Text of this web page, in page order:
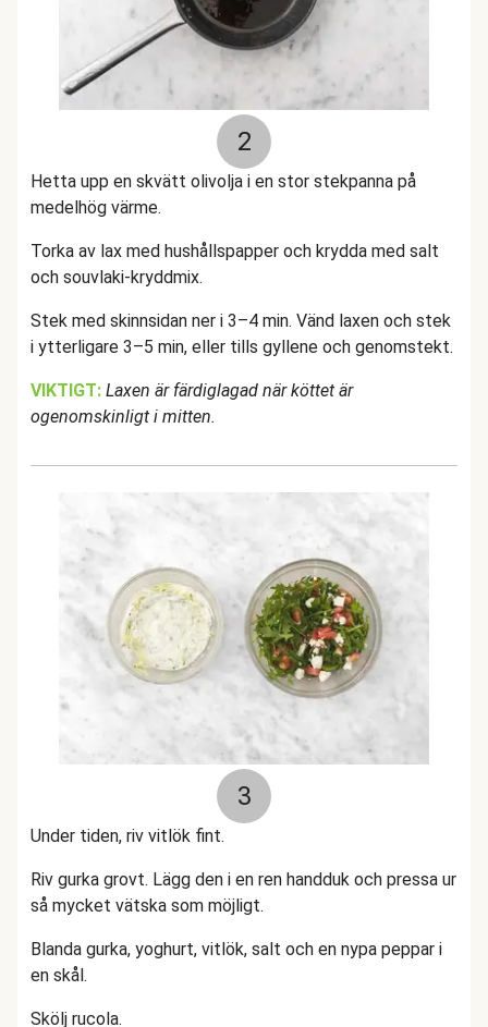
2
Hetta upp en skvätt olivolja i en stor stekpanna på
medelhög värme.
Torka av lax med hushållspapper och krydda med salt
och souvlaki-kryddmix.
Stek med skinnsidan ner i 3–4 min. Vänd laxen och stek
i ytterligare 3–5 min, eller tills gyllene och genomstekt.
VIKTIGT: Laxen är färdiglagad när köttet är
ogenomskinligt i mitten.
3
Under tiden, riv vitlök fint.
Riv gurka grovt. Lägg den i en ren handduk och pressa ur
så mycket vätska som möjligt.
Blanda gurka, yoghurt, vitlök, salt och en nypa peppar i
en skål.
Skölj rucola.